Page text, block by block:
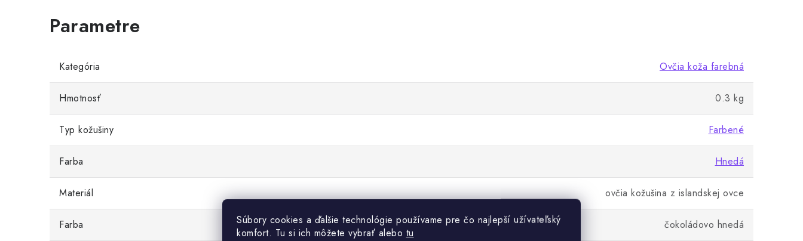
Súbory cookies a ďalšie technológie používame pre čo najlepší užívateľský
komfort. Tu si ich môžete vybrať alebo tu
Kategória Ovčia koža farebná
Hmotnosť 0.3 kg
Typ kožušiny Farbené
Farba Hnedá
Materiál ovčia kožušina z islandskej ovce
Farba čokoládovo hnedá